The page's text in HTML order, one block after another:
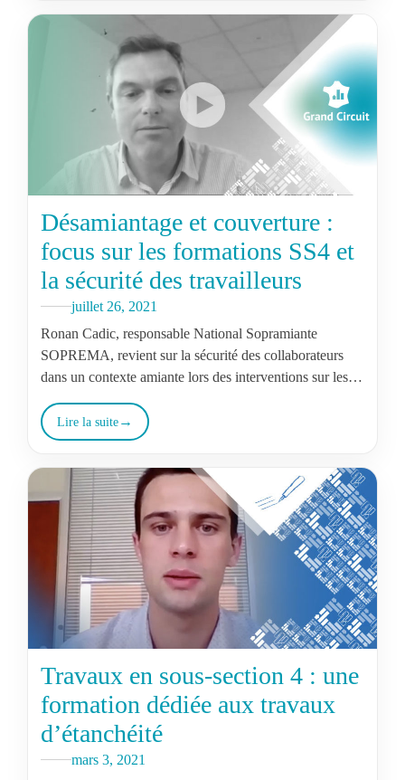
Désamiantage et couverture :
focus sur les formations SS4 et
la sécurité des travailleurs
juillet 26, 2021
Ronan Cadic, responsable National Sopramiante
SOPREMA, revient sur la sécurité des collaborateurs
dans un contexte amiante lors des interventions sur les
spécifique…
Lire la suite
Travaux en sous-section 4 : une
formation dédiée aux travaux
d’étanchéité
mars 3, 2021